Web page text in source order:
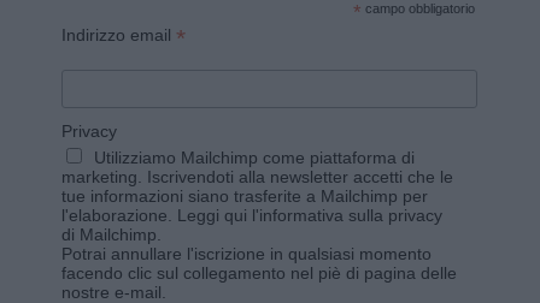
* campo obbligatorio
Indirizzo email *
Privacy
Utilizziamo Mailchimp come piattaforma di
marketing. Iscrivendoti alla newsletter accetti che le
tue informazioni siano trasferite a Mailchimp per
l'elaborazione. Leggi qui l'informativa sulla privacy
di Mailchimp
Potrai annullare l'iscrizione in qualsiasi momento
facendo clic sul collegamento nel piè di pagina delle
nostre e-mail.